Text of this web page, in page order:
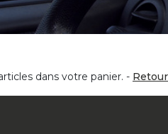
dans votre panier. -